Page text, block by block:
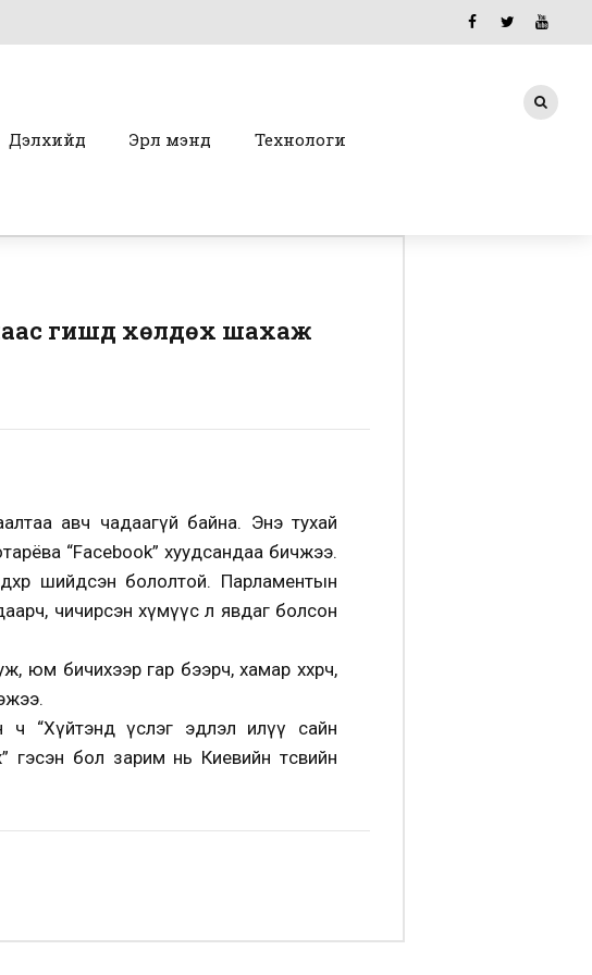
Дэлхийд Эрүүл мэнд Технологи
гишүүд хөлдөх шахаж
авч чадаагүй байна. Энэ тухай
“Facebook” хуудсандаа бичжээ.
шийдсэн бололтой. Парламентын
чичирсэн хүмүүс л явдаг болсон
юм бичихээр гар бээрч, хамар хөхөрч,
ч “Хүйтэнд үслэг эдлэл илүү сайн
гэсэн бол зарим нь Киевийн төсвийн